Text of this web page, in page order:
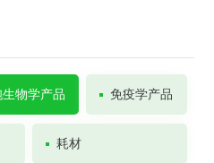
生物学产品 免疫学产品
耗材